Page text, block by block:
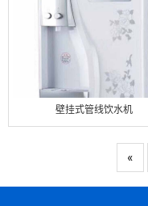
壁挂式管线饮水机
«